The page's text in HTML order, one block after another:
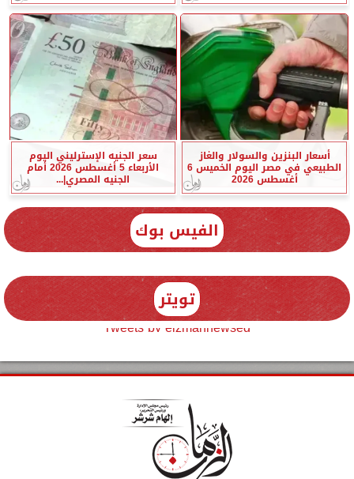
أسعار البنزين والسولار والغاز
الطبيعي في مصر اليوم الخميس 6
أغسطس 2026
سعر الجنيه الإسترليني اليوم
الأربعاء 5 أغسطس 2026 أمام
الجنيه المصري|...
الفيس بوك
تويتر
Tweets by elzmannewseg